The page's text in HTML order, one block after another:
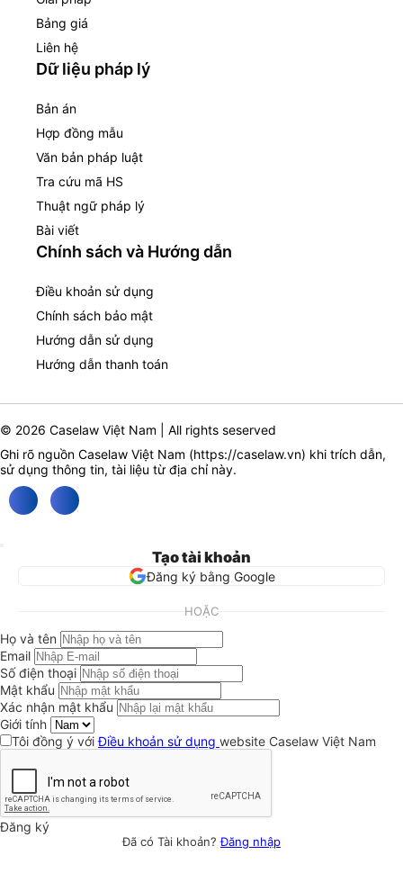
Bảng giá
Liên hệ
Dữ liệu pháp lý
Bản án
Hợp đồng mẫu
Văn bản pháp luật
Tra cứu mã HS
Thuật ngữ pháp lý
Bài viết
Chính sách và Hướng dẫn
Điều khoản sử dụng
Chính sách bảo mật
Hướng dẫn sử dụng
Hướng dẫn thanh toán
© 2026 Caselaw Việt Nam | All rights seserved
Ghi rõ nguồn Caselaw Việt Nam (https://caselaw.vn) khi trích dẫn,
sử dụng thông tin, tài liệu từ địa chỉ này.
Tạo tài khoản
Đăng ký bằng Google
HOẶC
Họ và tên
Email
Số điện thoại
Mật khẩu
Xác nhận mật khẩu
Giới tính
Tôi đồng ý vớiĐiều khoản sử dụng website Caselaw Việt Nam
Đăng ký
Đã có Tài khoản?Đăng nhập